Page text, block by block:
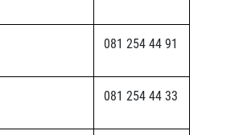
081 254 44 91
081 254 44 33